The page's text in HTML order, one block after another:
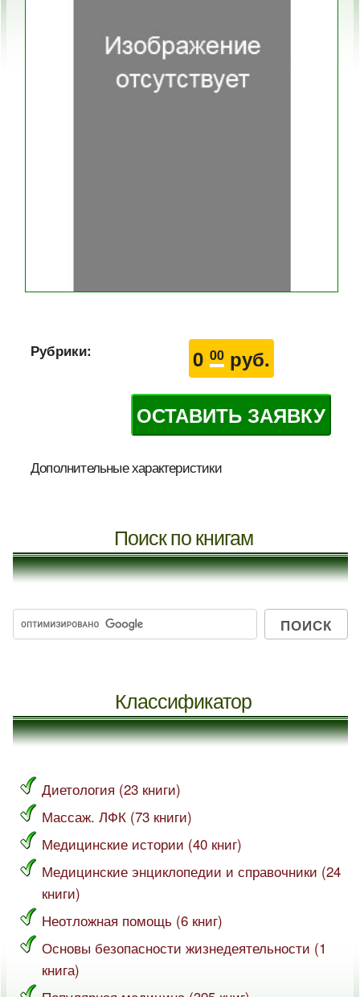
0 00руб.
ОСТАВИТЬ ЗАЯВКУ
Рубрики:
Дополнительные характеристики
Поиск по книгам
Классификатор
Диетология (23 книги)
Массаж. ЛФК (73 книги)
Медицинские истории (40 книг)
Медицинские энциклопедии и справочники (24
книги)
Неотложная помощь (6 книг)
Основы безопасности жизнедеятельности (1
книга)